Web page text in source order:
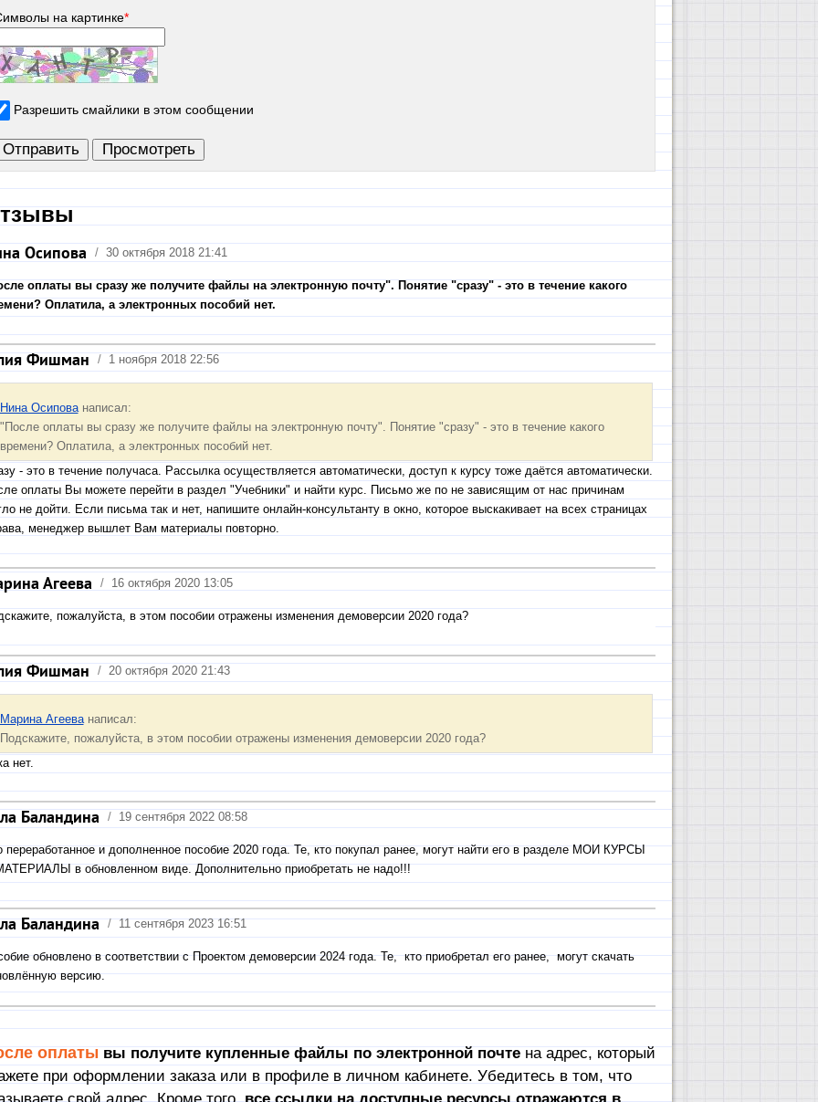
на картинке*
Разрешить смайлики в этом сообщении
Осипова / 30 октября 2018 21:41
оплаты вы сразу же получите файлы на электронную почту". Понятие "сразу" - это в течение какого
Оплатила, а электронных пособий нет.
Фишман / 1 ноября 2018 22:56
Нина Осипованаписал:
"После оплаты вы сразу же получите файлы на электронную почту". Понятие "сразу" - это в течение какого
времени? Оплатила, а электронных пособий нет.
- это в течение получаса. Рассылка осуществляется автоматически, доступ к курсу тоже даётся автоматически.
оплаты Вы можете перейти в раздел "Учебники" и найти курс. Письмо же по не зависящим от нас причинам
не дойти. Если письма так и нет, напишите онлайн-консультанту в окно, которое выскакивает на всех страницах
менеджер вышлет Вам материалы повторно.
Агеева / 16 октября 2020 13:05
пожалуйста, в этом пособии отражены изменения демоверсии 2020 года?
Фишман / 20 октября 2020 21:43
Марина Агееванаписал:
Подскажите, пожалуйста, в этом пособии отражены изменения демоверсии 2020 года?
нет.
Баландина / 19 сентября 2022 08:58
переработанное и дополненное пособие 2020 года. Те, кто покупал ранее, могут найти его в разделе МОИ КУРСЫ
в обновленном виде. Дополнительно приобретать не надо!!!
Баландина /11 сентября 2023 16:51
обновлено в соответствии с Проектом демоверсии 2024 года. Те, кто приобретал его ранее, могут скачать
версию.
оплатывы получите купленные файлы по электронной почтена адрес, который
при оформлении заказа или в профиле в личном кабинете. Убедитесь в том, что